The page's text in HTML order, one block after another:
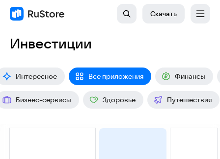
Скачать
Инвестиции
Интересное Все приложения Финансы
Бизнес-сервисы Здоровье Путешествия